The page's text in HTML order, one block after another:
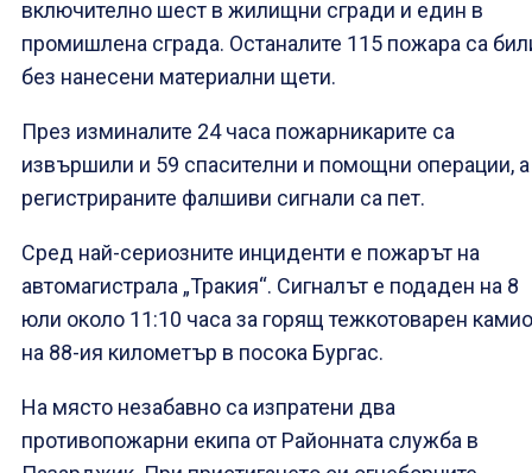
включително шест в жилищни сгради и един в
промишлена сграда. Останалите 115 пожара са
без нанесени материални щети.
През изминалите 24 часа пожарникарите са
извършили и 59 спасителни и помощни операции, а
регистрираните фалшиви сигнали са пет.
Сред най-сериозните инциденти е пожарът на
автомагистрала „Тракия“. Сигналът е подаден на 8
юли около 11:10 часа за горящ тежкотоварен
на 88-ия километър в посока Бургас.
На място незабавно са изпратени два
противопожарни екипа от Районната служба в